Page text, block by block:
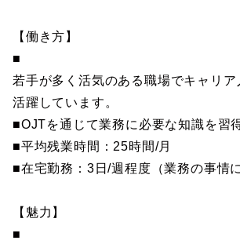
【働き方】
■
若手が多く活気のある職場でキャリア
活躍しています。
■OJTを通じて業務に必要な知識を習得
■平均残業時間：25時間/月
■在宅勤務：3日/週程度（業務の事情
【魅力】
■